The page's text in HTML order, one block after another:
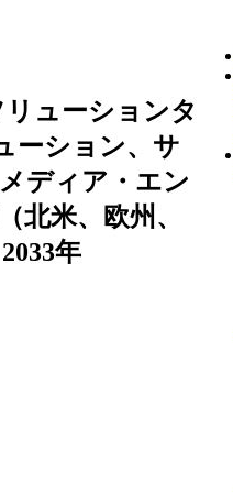
ューションタ
ーション、サ
ディア・エン
北米、欧州、
年